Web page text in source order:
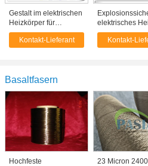
Gestalt im elektrischen
Heizkörper für
Rohrleitung mit
Mineral
Kontakt-Lieferant
elektrisches
für Schiffe des
Isolierkabels
Kontakt-
Basaltfasern
Hochfeste
23 Micron